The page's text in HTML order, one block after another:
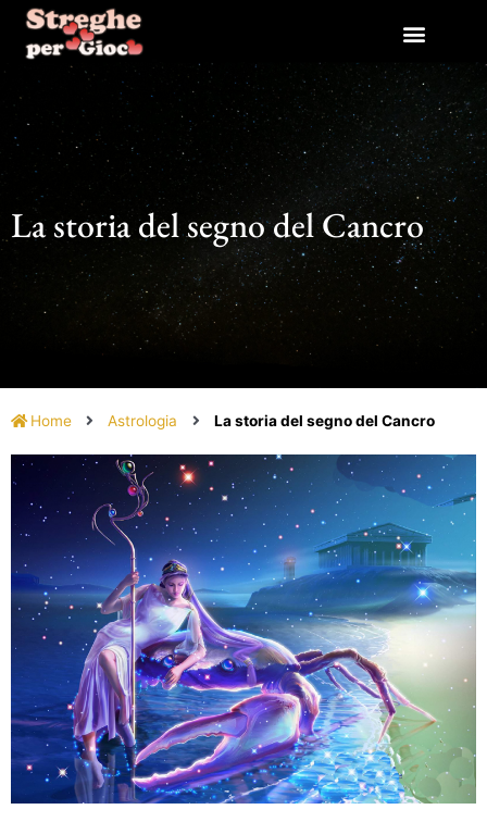
contenuto
La storia del segno del Cancro
Home Astrologia La storia del segno del Cancro